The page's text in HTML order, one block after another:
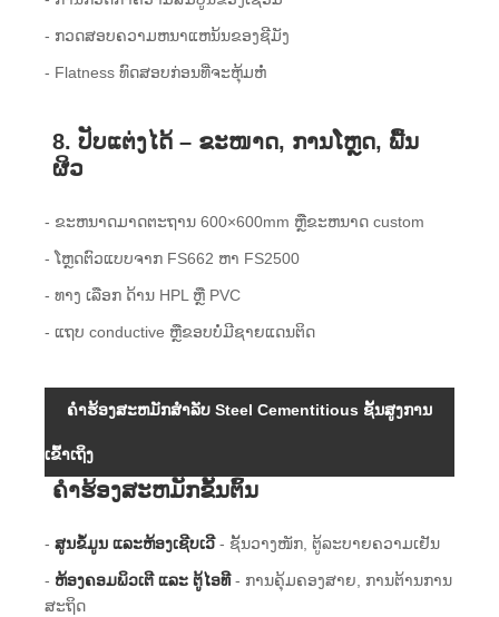
- ກວດສອບຄວາມຫນາແຫນ້ນຂອງຊີມັງ
- Flatness ທົດສອບກ່ອນທີ່ຈະຫຸ້ມຫໍ່
8. ປັບແຕ່ງໄດ້ – ຂະໜາດ, ການໂຫຼດ, ພື້ນ
ຜິວ
- ຂະຫນາດມາດຕະຖານ 600×600mm ຫຼືຂະຫນາດ custom
- ໂຫຼດຕົວແບບຈາກ FS662 ຫາ FS2500
- ທາງ ເລືອກ ດ້ານ HPL ຫຼື PVC
- ແຖບ conductive ຫຼືຂອບບໍ່ມີຊາຍແດນຕິດ
ຄໍາຮ້ອງສະຫມັກສໍາລັບ Steel Cementitious ຊັ້ນສູງການ
ເຂົ້າເຖິງ
ຄໍາຮ້ອງສະຫມັກຂັ້ນຕົ້ນ
-ສູນຂໍ້ມູນ ແລະຫ້ອງເຊີບເວີ- ຊັ້ນວາງໜັກ, ຕູ້ລະບາຍຄວາມເຢັນ
- ຫ້ອງຄອມພິວເຕີ ແລະ ຕູ້ໄອທີ- ການ​ຄຸ້ມ​ຄອງ​ສາຍ​, ການ​ຕ້ານ​ການ​
ສະ​ຖິດ​